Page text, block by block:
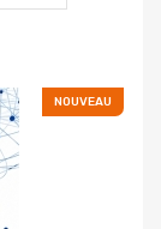
NOUVEAU